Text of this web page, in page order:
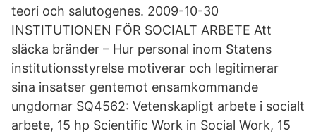
teori och salutogenes. 2009-10-30
INSTITUTIONEN FÖR SOCIALT ARBETE Att
släcka bränder – Hur personal inom Statens
institutionsstyrelse motiverar och legitimerar
sina insatser gentemot ensamkommande
ungdomar SQ4562: Vetenskapligt arbete i socialt
arbete, 15 hp Scientific Work in Social Work, 15